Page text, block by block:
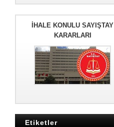
İHALE KONULU SAYIŞTAY
KARARLARI
Etiketler